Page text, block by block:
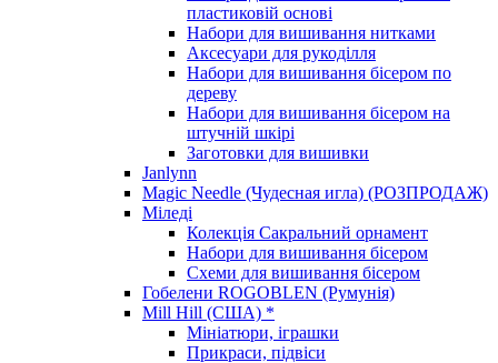
пластиковій основі
Набори для вишивання нитками
Аксесуари для рукоділля
Набори для вишивання бісером по
дереву
Набори для вишивання бісером на
штучній шкірі
Заготовки для вишивки
Janlynn
Magic Needle (Чудесная игла) (РОЗПРОДАЖ)
Міледі
Колекція Сакральний орнамент
Набори для вишивання бісером
Схеми для вишивання бісером
Гобелени ROGOBLEN (Румунія)
Mill Hill (США) *
Мініатюри, іграшки
Прикраси, підвіси